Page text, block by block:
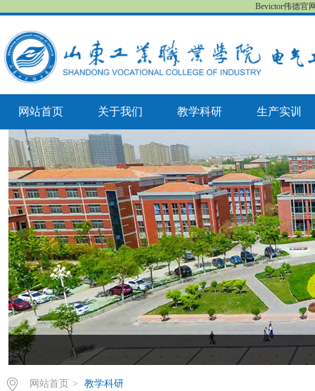
Bevictor伟德官
网站首页 关于我们 教学科研 生产实训
网站首页 > 教学科研